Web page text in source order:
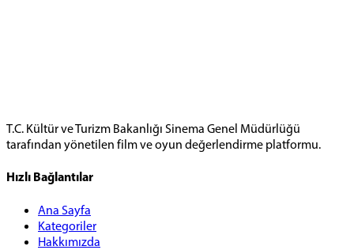
T.C. Kültür ve Turizm Bakanlığı Sinema Genel Müdürlüğü
tarafından yönetilen film ve oyun değerlendirme platformu.
Hızlı Bağlantılar
Ana Sayfa
Kategoriler
Hakkımızda